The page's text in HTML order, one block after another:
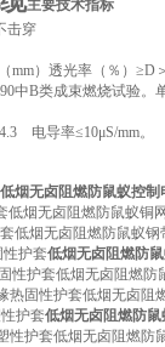
主要技术指标
击穿
）透光率（％）≥D＞
中B类成束燃烧试验。
电导率≤10μS/mm。
低烟无卤阻燃防鼠蚁控制
烟无卤阻燃防鼠蚁铜
低烟无卤阻燃防鼠蚁钢
护套低烟无卤阻燃防
性护套低烟无卤阻燃防
热固性护套低烟无卤
护套低烟无卤阻燃防鼠
性护套低烟无卤阻燃防